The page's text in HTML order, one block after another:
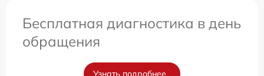
Бесплатная диагностика в день
обращения
Узнать подробнее